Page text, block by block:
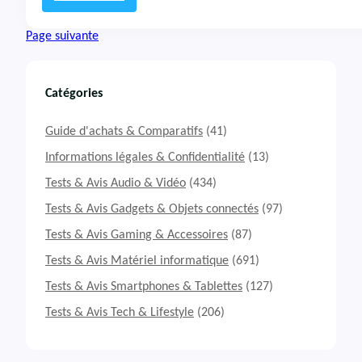
i
V
1
:
v
i
s
i
n
P
C
N
i
o
Page suivante
Catégories
Guide d'achats & Comparatifs (41)
Informations légales & Confidentialité (13)
Tests & Avis Audio & Vidéo (434)
Tests & Avis Gadgets & Objets connectés (97)
Tests & Avis Gaming & Accessoires (87)
Tests & Avis Matériel informatique (691)
Tests & Avis Smartphones & Tablettes (127)
Tests & Avis Tech & Lifestyle (206)